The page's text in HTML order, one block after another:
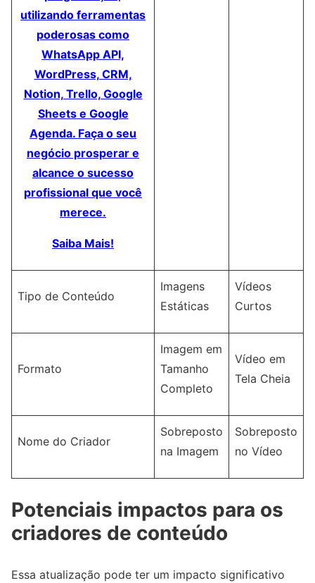
utilizando ferramentas
poderosas como
WhatsApp API,
WordPress, CRM,
Notion, Trello, Google
Sheets e Google
Agenda. Faça o seu
negócio prosperar e
alcance o sucesso
profissional que você
merece.
Saiba Mais!
Tipo de Conteúdo
Imagens
Estáticas
Vídeos
Curtos
Formato
Imagem em
Tamanho
Completo
Vídeo em
Tela Cheia
Nome do Criador
Sobreposto
na Imagem
Sobreposto
no Vídeo
Potenciais impactos para os
criadores de conteúdo
Essa atualização pode ter um impacto significativo